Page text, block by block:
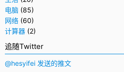
电脑 (85)
网络 (60)
计算器 (2)
追随Twitter
@hesyifei 发送的推文